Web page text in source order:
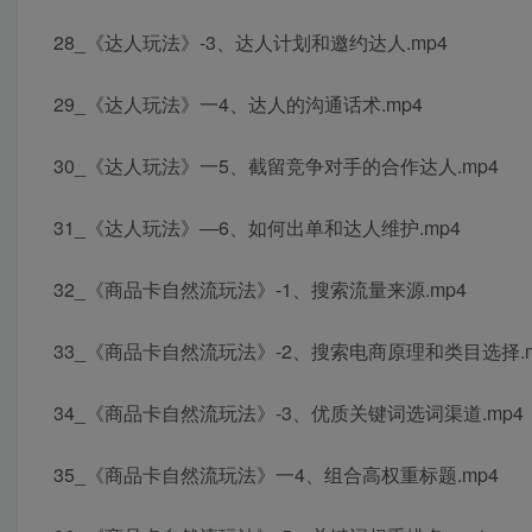
28_《达人玩法》-3、达人计划和邀约达人.mp4
29_《达人玩法》一4、达人的沟通话术.mp4
30_《达人玩法》一5、截留竞争对手的合作达人.mp4
31_《达人玩法》—6、如何出单和达人维护.mp4
32_《商品卡自然流玩法》-1、搜索流量来源.mp4
33_《商品卡自然流玩法》-2、搜索电商原理和类目选择
34_《商品卡自然流玩法》-3、优质关键词选词渠道.mp4
35_《商品卡自然流玩法》一4、组合高权重标题.mp4